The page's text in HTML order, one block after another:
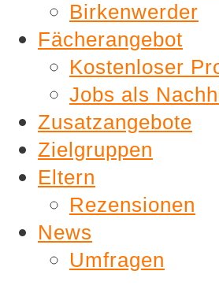
Birkenwerder
Fächerangebot
Kostenloser
Jobs als
Zusatzangebote
Zielgruppen
Eltern
Rezensionen
News
Umfragen